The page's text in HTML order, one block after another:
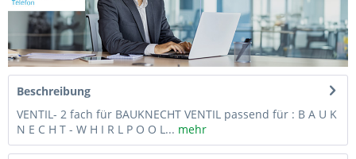
Beschreibung
VENTIL- 2 fach für BAUKNECHT VENTIL passend für : B A U K
N E C H T - W H I R L P O O L... mehr